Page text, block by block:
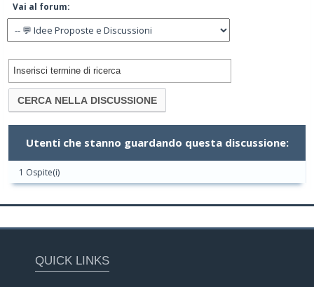
Vai al forum:
Utenti che stanno guardando questa discussione:
1 Ospite(i)
QUICK LINKS